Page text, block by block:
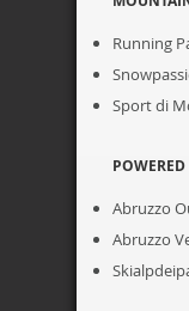
Running
Sport di
Abruzzo
Abruzzo